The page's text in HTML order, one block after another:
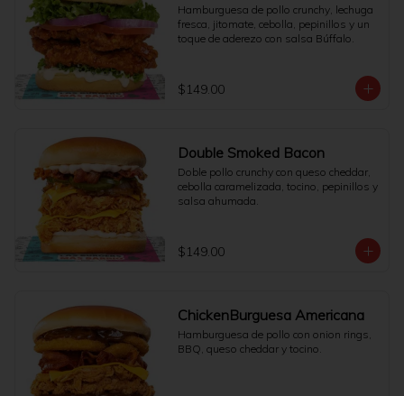
Hamburguesa de pollo crunchy, lechuga
fresca, jitomate, cebolla, pepinillos y un
toque de aderezo con salsa Búffalo.
$149.00
Double Smoked Bacon
Doble pollo crunchy con queso cheddar,
cebolla caramelizada, tocino, pepinillos y
salsa ahumada.
$149.00
ChickenBurguesa Americana
Hamburguesa de pollo con onion rings,
BBQ, queso cheddar y tocino.